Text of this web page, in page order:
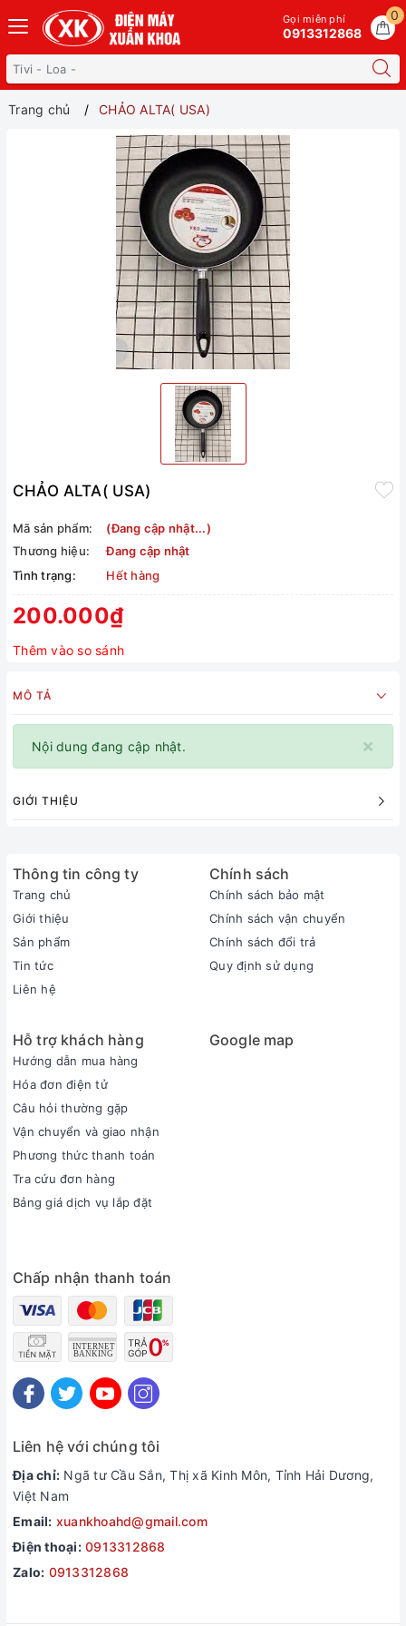
0
Gọi miễn phí
0913312868
Trang chủ CHẢO ALTA( USA)
CHẢO ALTA( USA)
Mã sản phẩm:
(Đang cập nhật...)
Thương hiệu:
Đang cập nhật
Tình trạng:
Hết hàng
200.000₫
Thêm vào so sánh
MÔ TẢ
×
Nội dung đang cập nhật.
GIỚI THIỆU
Thông tin công ty
Trang chủ
Giới thiệu
Sản phẩm
Tin tức
Liên hệ
Chính sách
Chính sách bảo mật
Chính sách vận chuyển
Chính sách đổi trả
Quy định sử dụng
Hỗ trợ khách hàng
Hướng dẫn mua hàng
Hóa đơn điện tử
Câu hỏi thường gặp
Vận chuyển và giao nhận
Phương thức thanh toán
Tra cứu đơn hàng
Bảng giá dịch vụ lắp đặt
Google map
Chấp nhận thanh toán
Liên hệ với chúng tôi
Địa chỉ: Ngã tư Cầu Sắn, Thị xã Kinh Môn, Tỉnh Hải Dương,
Việt Nam
Email: xuankhoahd@gmail.com
Điện thoại: 0913312868
Zalo: 0913312868